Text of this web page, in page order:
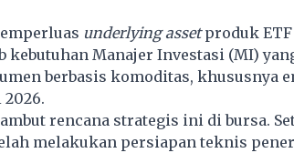
underlying assetproduk
kebutuhan Manajer Investasi (MI)
berbasis komoditas, khususnya
2026.
rencana strategis ini di bursa.
melakukan persiapan teknis